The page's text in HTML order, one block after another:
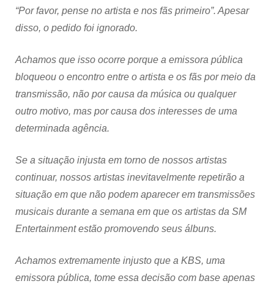
“Por favor, pense no artista e nos fãs primeiro”. Apesar
disso, o pedido foi ignorado.
Achamos que isso ocorre porque a emissora pública
bloqueou o encontro entre o artista e os fãs por meio da
transmissão, não por causa da música ou qualquer
outro motivo, mas por causa dos interesses de uma
determinada agência.
Se a situação injusta em torno de nossos artistas
continuar, nossos artistas inevitavelmente repetirão a
situação em que não podem aparecer em transmissões
musicais durante a semana em que os artistas da SM
Entertainment estão promovendo seus álbuns.
Achamos extremamente injusto que a KBS, uma
emissora pública, tome essa decisão com base apenas